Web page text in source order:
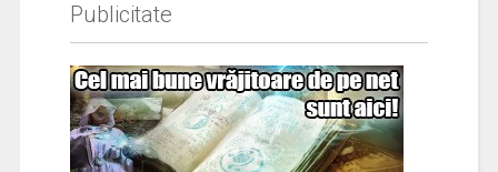
Publicitate